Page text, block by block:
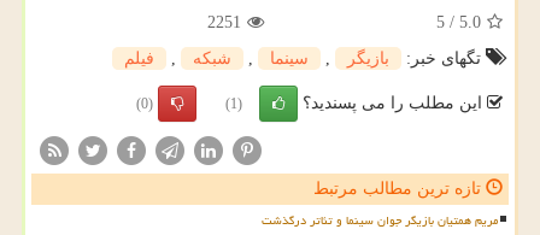
5.0
/
5
2251
تگهای خبر:
بازیگر , سینما , شبكه , فیلم
این مطلب را می پسندید؟ (1)
(0)
تازه ترین مطالب مرتبط
مریم همتیان بازیگر جوان سینما و تئاتر درگذشت